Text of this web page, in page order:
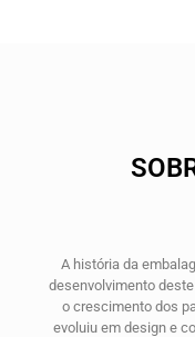
A história da
desenvolvimento
o crescimento dos
evoluiu em design e